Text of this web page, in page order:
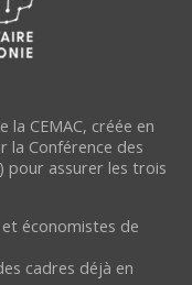
la CEMAC, créée en
la Conférence des
pour assurer les trois
économistes de
cadres déjà en